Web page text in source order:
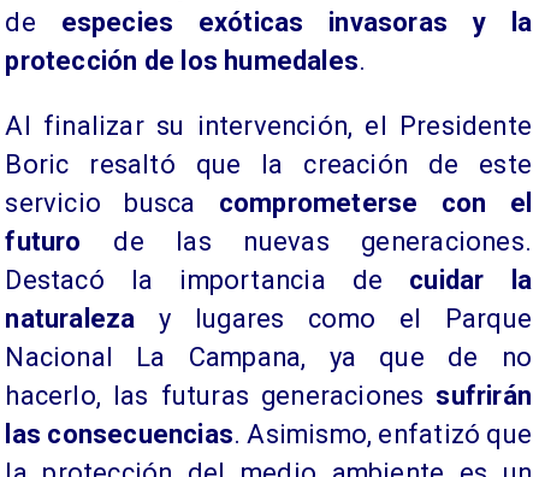
de especies exóticas invasoras y la
protección de los humedales.
Al finalizar su intervención, el Presidente
Boric resaltó que la creación de este
servicio busca comprometerse con el
futuro de las nuevas generaciones.
Destacó la importancia de cuidar la
naturalezay lugares como el Parque
Nacional La Campana, ya que de no
hacerlo, las futuras generaciones sufrirán
las consecuencias. Asimismo, enfatizó que